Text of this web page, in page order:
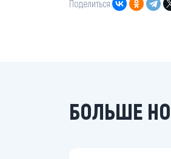
Поделиться:
БОЛЬШЕ